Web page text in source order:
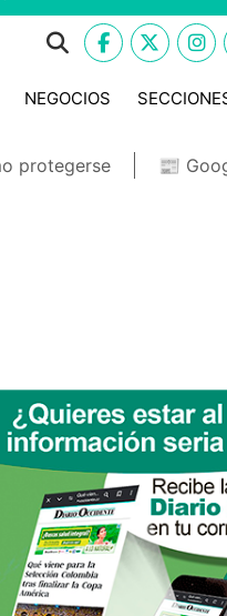
NEGOCIOS
protegerse 📰